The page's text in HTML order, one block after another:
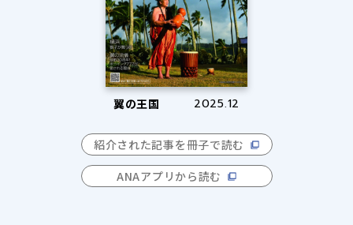
翼の王国 2025.12
紹介された記事を冊子で読む
ANAアプリから読む